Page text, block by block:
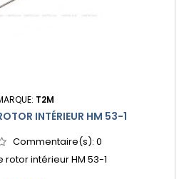
T2M
INTÉRIEUR HM 53-1
Commentaire(s): 0
rotor intérieur HM 53-1